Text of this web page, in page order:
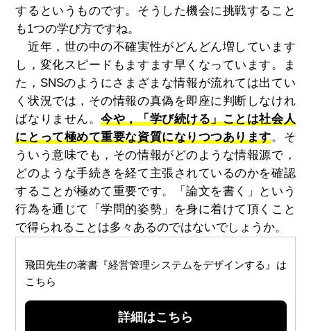
するというものです。そうした機会に挑戦すること
も1つの学び方ですね。
近年，世の中の不確実性がどんどん増しています
し，変化スピードもますます早くなっています。ま
た，SNSのようにさまざまな情報が流れては出てい
く状況では，その情報の真偽を即座に判断しなけれ
ばなりません。今や，「学び続ける」ことは社会人
にとって極めて重要な資質になりつつあります。そ
ういう意味でも，その情報がどのような情報源で，
どのような手続きを経て主張されているのかを確認
することが極めて重要です。「論文を書く」という
行為を通じて「学問的姿勢」を身に着けて頂くこと
で得られることは多々あるのではないでしょうか。
飛田先生の著書『経営管理システムをデザインする』は
こちら
詳細はこちら